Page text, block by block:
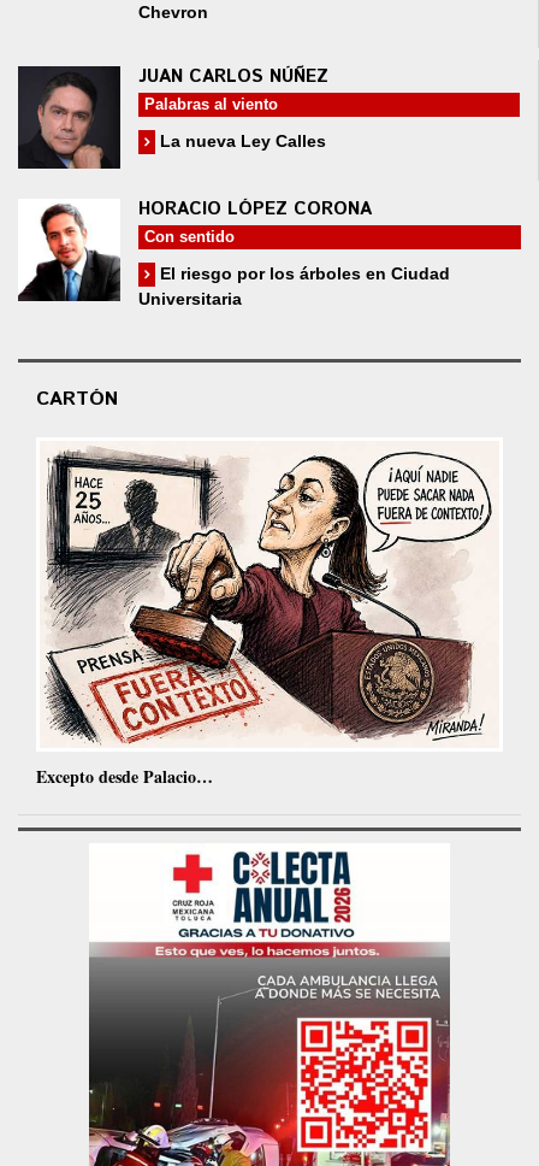
Chevron
JUAN CARLOS NÚÑEZ
Palabras al viento
La nueva Ley Calles
HORACIO LÓPEZ CORONA
Con sentido
El riesgo por los árboles en Ciudad
Universitaria
CARTÓN
Excepto desde Palacio…